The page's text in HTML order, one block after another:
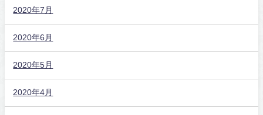
2020年7月
2020年6月
2020年5月
2020年4月